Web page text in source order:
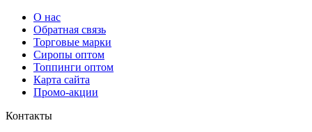
О нас
Обратная связь
Торговые марки
Сиропы оптом
Топпинги оптом
Карта сайта
Промо-акции
Контакты